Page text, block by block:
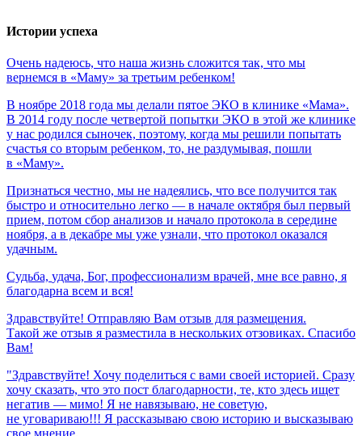
Истории успеха
Очень надеюсь, что наша жизнь сложится так, что мы
вернемся в «Маму» за третьим ребенком!
В ноябре 2018 года мы делали пятое ЭКО в клинике «Мама».
В 2014 году после четвертой попытки ЭКО в этой же клинике
у нас родился сыночек, поэтому, когда мы решили попытать
счастья со вторым ребенком, то, не раздумывая, пошли
в «Маму».
Признаться честно, мы не надеялись, что все получится так
быстро и относительно легко — в начале октября был первый
прием, потом сбор анализов и начало протокола в середине
ноября, а в декабре мы уже узнали, что протокол оказался
удачным.
Судьба, удача, Бог, профессионализм врачей, мне все равно, я
благодарна всем и вся!
Здравствуйте! Отправляю Вам отзыв для размещения.
Такой же отзыв я разместила в нескольких отзовиках. Спасибо
Вам!
"Здравствуйте! Хочу поделиться с вами своей историей. Сразу
хочу сказать, что это пост благодарности, те, кто здесь ищет
негатив — мимо! Я не навязываю, не советую,
не уговариваю!!! Я рассказываю свою историю и высказываю
свое мнение.